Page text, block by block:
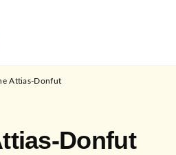
Attias-Donfut
Donfut